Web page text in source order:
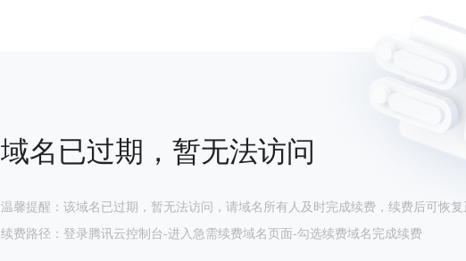
域名已过期，暂无法访问
温馨提醒：该域名已过期，暂无法访问，请域名所有人及时完成续费，续费后可恢复
续费路径：登录腾讯云控制台-进入急需续费域名页面-勾选续费域名完成续费